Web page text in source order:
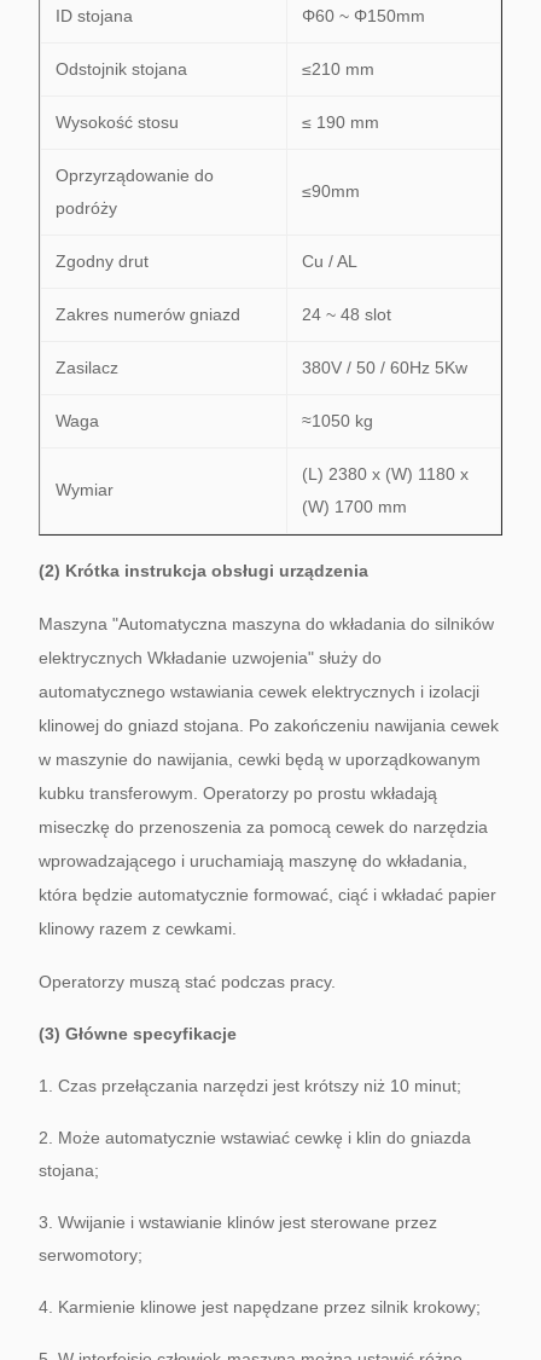
ID stojana Φ60 ~ Φ150mm
Odstojnik stojana ≤210 mm
Wysokość stosu ≤ 190 mm
Oprzyrządowanie do
podróży
≤90mm
Zgodny drut Cu / AL
Zakres numerów gniazd 24 ~ 48 slot
Zasilacz 380V / 50 / 60Hz 5Kw
Waga ≈1050 kg
Wymiar
(L) 2380 x (W) 1180 x
(W) 1700 mm
(2) Krótka instrukcja obsługi urządzenia
Maszyna "Automatyczna maszyna do wkładania do silników
elektrycznych Wkładanie uzwojenia" służy do
automatycznego wstawiania cewek elektrycznych i izolacji
klinowej do gniazd stojana.
Po zakończeniu nawijania cewek
w maszynie do nawijania, cewki będą w uporządkowanym
kubku transferowym. Operatorzy po prostu wkładają
miseczkę do przenoszenia za pomocą cewek do narzędzia
wprowadzającego i uruchamiają maszynę do wkładania,
która będzie automatycznie formować, ciąć i wkładać papier
klinowy razem z cewkami.
Operatorzy muszą stać podczas pracy.
(3) Główne specyfikacje
1. Czas przełączania narzędzi jest krótszy niż 10 minut;
2. Może automatycznie wstawiać cewkę i klin do gniazda
stojana;
3. Wwijanie i wstawianie klinów jest sterowane przez
serwomotory;
4. Karmienie klinowe jest napędzane przez silnik krokowy;